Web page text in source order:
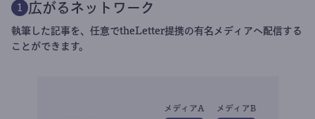
1 広がるネットワーク
執筆した記事を、任意でtheLetter提携の有名メディアへ配信する
ことができます。